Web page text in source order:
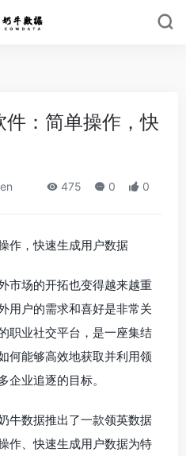
：简单操作，快
475 0 0
作，快速生成用户数据
市场的开拓也变得越来越重
用户的需求和喜好是非常关
职业社交平台，是一座集结
何能够高效地获取并利用领
企业追逐的目标。
牛数据推出了一款领英数据
作、快速生成用户数据为特